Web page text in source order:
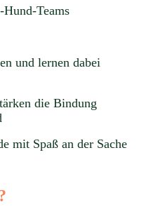
Teams
und lernen dabei
die Bindung
mit Spaß an der Sache